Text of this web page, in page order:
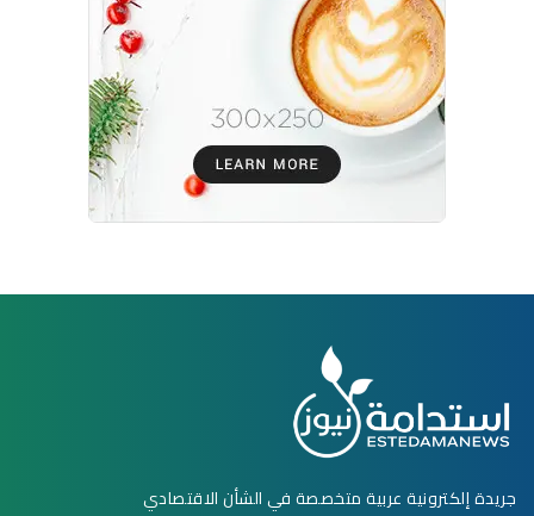
جريدة إلكترونية عربية متخصصة في الشأن الاقتصادي